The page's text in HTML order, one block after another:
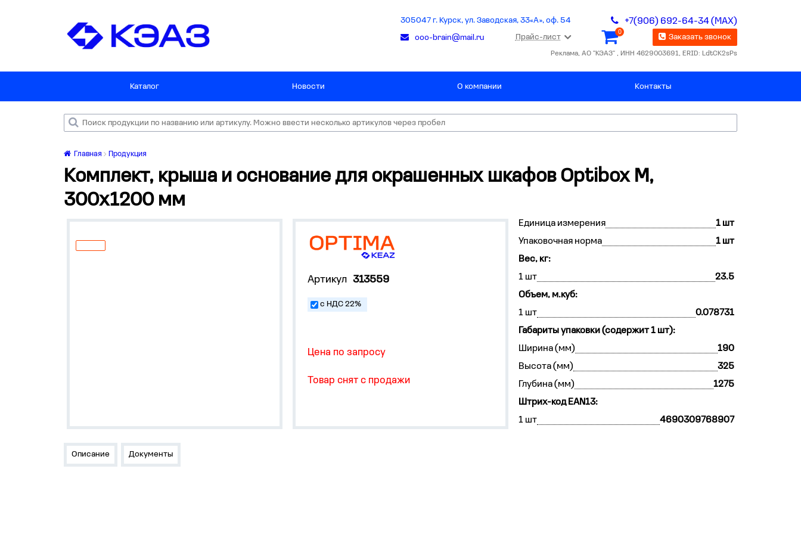
305047 г. Курск, ул. Заводская, 33«А», оф. 54 +7(906) 692-64-34 (MAX)
ooo-brain@mail.ru Прайс-лист
0
Заказать звонок
Реклама, АО "КЭАЗ" , ИНН 4629003691, ERID: LdtCK2sPs
Каталог Новости О компании Контакты
Главная Продукция
Комплект, крыша и основание для окрашенных шкафов Optibox M,
300x1200 мм
Артикул 313559
с НДС 22%
Цена по запросу
Товар снят с продажи
Единица измерения
1 шт
Упаковочная норма
1 шт
Вес, кг:
1 шт
23.5
Объем, м.куб:
1 шт
0.078731
Габариты упаковки (содержит 1 шт):
Ширина (мм)
190
Высота (мм)
325
Глубина (мм)
1275
Штрих-код EAN13:
1 шт
4690309768907
Описание Документы